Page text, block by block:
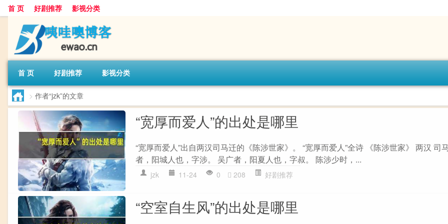
首 页 好剧推荐 影视分类
首 页 好剧推荐 影视分类
> 作者“jzk”的文章
“宽厚而爱人”的出处是哪里
“宽厚而爱人”出自两汉司马迁的《陈涉世家》。 “宽厚而爱人”全诗 《陈涉世家》 两汉 司
者，阳城人也，字涉。 吴广者，阳夏人也，字叔。 陈涉少时，...
jzk 11-24 0 208 好剧推荐
“空室自生风”的出处是哪里